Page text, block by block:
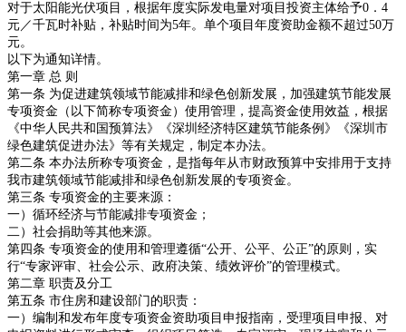
对于太阳能光伏项目，根据年度实际发电量对项目投资主体给予0．4
元／千瓦时补贴，补贴时间为5年。单个项目年度资助金额不超过50万
元。
以下为通知详情。
第一章 总 则
第一条 为促进建筑领域节能减排和绿色创新发展，加强建筑节能发展
专项资金（以下简称专项资金）使用管理，提高资金使用效益，根据
《中华人民共和国预算法》《深圳经济特区建筑节能条例》《深圳市
绿色建筑促进办法》等有关规定，制定本办法。
第二条 本办法所称专项资金，是指每年从市财政预算中安排用于支持
我市建筑领域节能减排和绿色创新发展的专项资金。
第三条 专项资金的主要来源：
一）循环经济与节能减排专项资金；
二）社会捐助等其他来源。
第四条 专项资金的使用和管理遵循“公开、公平、公正”的原则，实
行“专家评审、社会公示、政府决策、绩效评价”的管理模式。
第二章 职责及分工
第五条 市住房和建设部门的职责：
一）编制和发布年度专项资金资助项目申报指南，受理项目申报、对